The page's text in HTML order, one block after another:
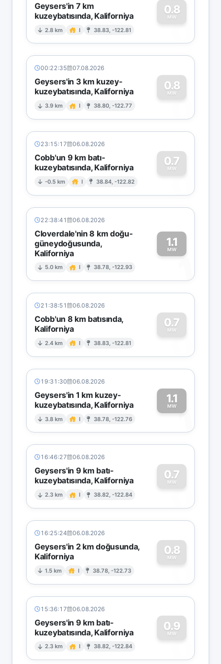
Geysers'in 7 km
kuzeybatısında, Kaliforniya
2.8 km I 38.83, -122.81
0.8
MW
0
00:22:35 07.08.2026
Geysers'in 3 km kuzey-
kuzeybatısında, Kaliforniya
3.9 km I 38.80, -122.77
0.8
MW
0
23:15:17 06.08.2026
Cobb'un 9 km batı-
kuzeybatısında, Kaliforniya
-0.5 km I 38.84, -122.82
0.7
MW
0
22:38:41 06.08.2026
Cloverdale'nin 8 km doğu-
güneydoğusunda,
Kaliforniya
5.0 km I 38.78, -122.93
1.1
MW
1
21:38:51 06.08.2026
Cobb'un 8 km batısında,
Kaliforniya
2.4 km I 38.83, -122.81
0.7
MW
0
19:31:30 06.08.2026
Geysers'in 1 km kuzey-
kuzeybatısında, Kaliforniya
3.8 km I 38.78, -122.76
1.1
MW1
16:46:27 06.08.2026
Geysers'in 9 km batı-
kuzeybatısında, Kaliforniya
2.3 km I 38.82, -122.84
0.7
MW
0
16:25:24 06.08.2026
Geysers'in 2 km doğusunda,
Kaliforniya
1.5 km I 38.78, -122.73
0.8
MW
0
15:36:17 06.08.2026
Geysers'in 9 km batı-
kuzeybatısında, Kaliforniya
2.3 km I 38.82, -122.84
0.9
MW
0